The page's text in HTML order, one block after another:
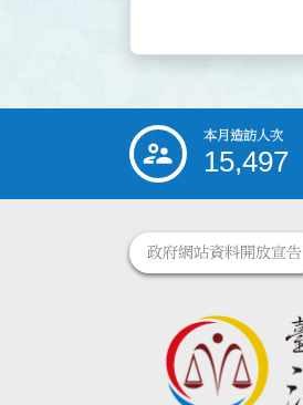
::: 本月造訪人次
15,497
政府網站資料開放宣告